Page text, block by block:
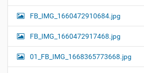
FB_IMG_1660472910684.jpg
FB_IMG_1660472917468.jpg
01_FB_IMG_1668365773668.jpg